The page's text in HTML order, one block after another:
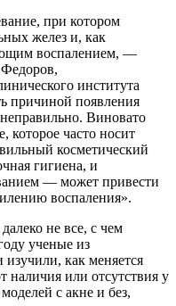
при котором
желез и, как
воспалением, —
института
причиной появления
Виновато
которое часто носит
косметический
гигиена, и
— может привести
воспаления».
не все, с чем
ученые из
как меняется
наличия или отсутствия у
с акне и без,